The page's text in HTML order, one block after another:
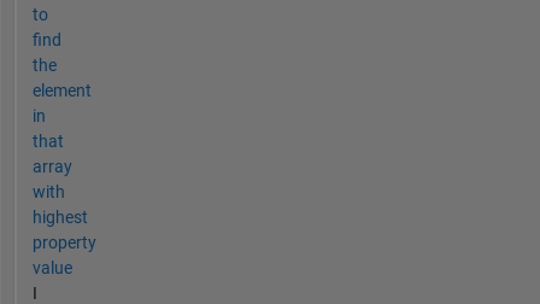
to
find
the
element
in
that
array
with
highest
property
value
I